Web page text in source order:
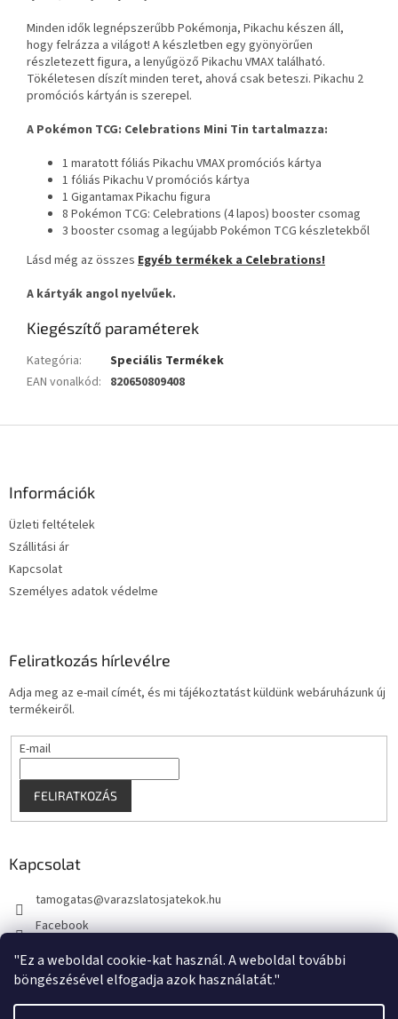
"Ez a weboldal cookie-kat használ. A weboldal további
böngészésével elfogadja azok használatát."
Minden idők legnépszerűbb Pokémonja, Pikachu készen áll,
hogy felrázza a világot! A készletben egy gyönyörűen
részletezett figura, a lenyűgöző Pikachu VMAX található.
Tökéletesen díszít minden teret, ahová csak beteszi. Pikachu 2
promóciós kártyán is szerepel.
A Pokémon TCG: Celebrations Mini Tin tartalmazza:
1 maratott fóliás Pikachu VMAX promóciós kártya
1 fóliás Pikachu V promóciós kártya
1 Gigantamax Pikachu figura
8 Pokémon TCG: Celebrations (4 lapos) booster csomag
3 booster csomag a legújabb Pokémon TCG készletekből
Lásd még az összes Egyéb termékek a Celebrations!
A kártyák angol nyelvűek.
Kiegészítő paraméterek
Kategória:
Speciális Termékek
EAN vonalkód: 820650809408
Információk
Üzleti feltételek
Szállitási ár
Kapcsolat
Személyes adatok védelme
Feliratkozás hírlevélre
Adja meg az e-mail címét, és mi tájékoztatást küldünk webáruházunk új
termékeiről.
E-mail
FELIRATKOZÁS
Kapcsolat
tamogatas@varazslatosjatekok.hu
Facebook
kouzelnehry